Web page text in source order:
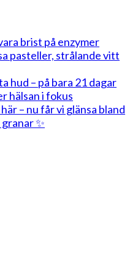
brist på enzymer
pasteller, strålande vitt
hud – på bara 21 dagar
hälsan i fokus
– nu får vi glänsa bland
✨